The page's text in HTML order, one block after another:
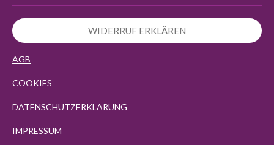
WIDERRUF ERKLÄREN
AGB
COOKIES
DATENSCHUTZERKLÄRUNG
IMPRESSUM